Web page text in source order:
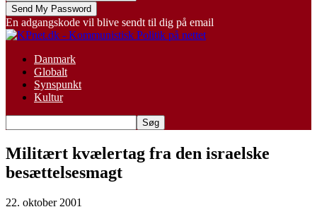
En adgangskode vil blive sendt til dig på email
Danmark
Globalt
Synspunkt
Kultur
Militært kvælertag fra den israelske
besættelsesmagt
22. oktober 2001